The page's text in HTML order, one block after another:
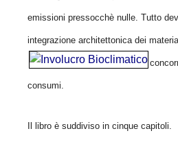
emissioni pressocchè nulle. Tutto
integrazione architettonica dei
consumi.
Il libro è suddiviso in cinque capitoli.